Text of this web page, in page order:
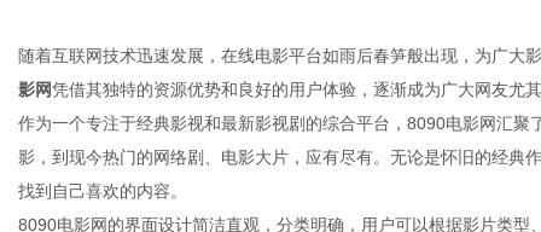
随着互联网技术迅速发展，在线电影平台如雨后春笋般出现，为广大
影网凭借其独特的资源优势和良好的用户体验，逐渐成为广大网友尤
作为一个专注于经典影视和最新影视剧的综合平台，8090电影网汇
影，到现今热门的网络剧、电影大片，应有尽有。无论是怀旧的经典
找到自己喜欢的内容。
8090电影网的界面设计简洁直观，分类明确，用户可以根据影片类